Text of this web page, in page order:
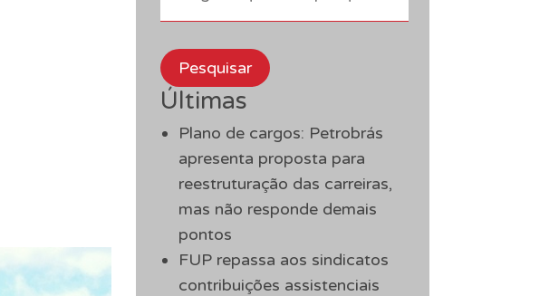
Pesquisar
Últimas
Plano de cargos: Petrobrás
apresenta proposta para
reestruturação das carreiras,
mas não responde demais
pontos
FUP repassa aos sindicatos
contribuições assistenciais